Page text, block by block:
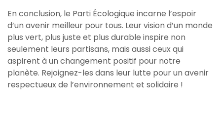
En conclusion, le Parti Écologique incarne l’espoir
d’un avenir meilleur pour tous. Leur vision d’un monde
plus vert, plus juste et plus durable inspire non
seulement leurs partisans, mais aussi ceux qui
aspirent à un changement positif pour notre
planète. Rejoignez-les dans leur lutte pour un avenir
respectueux de l’environnement et solidaire !